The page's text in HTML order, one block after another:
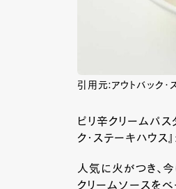
引用元:アウトバック
ピリ辛クリームパス
ク・ステーキハウス
人気に火がつき、
クリームソースを